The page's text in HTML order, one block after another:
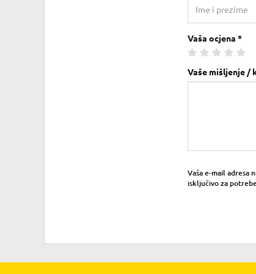
Vaša ocjena *
Vaše mišljenje /
Vaša e-mail adresa
isključivo za